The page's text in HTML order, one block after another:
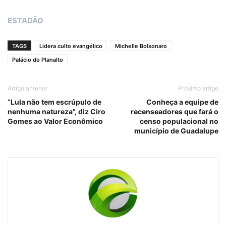
ESTADÃO
TAGS Lidera culto evangélico
Michelle Bolsonaro
Palácio do Planalto
Artigo anterior
“Lula não tem escrúpulo de
nenhuma natureza”, diz Ciro
Gomes ao Valor Econômico
Próximo artigo
Conheça a equipe de
recenseadores que fará o
censo populacional no
município de Guadalupe